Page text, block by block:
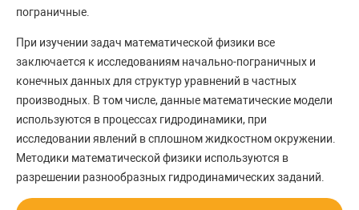
пограничные.
При изучении задач математической физики все
заключается к исследованиям начально-пограничных и
конечных данных для структур уравнений в частных
производных. В том числе, данные математические модели
используются в процессах гидродинамики, при
исследовании явлений в сплошном жидкостном окружении.
Методики математической физики используются в
разрешении разнообразных гидродинамических заданий.